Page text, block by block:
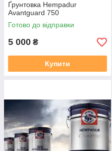
Ґрунтовка Hempadur
Avantguard 750
Готово до відправки
5 000 ₴
Купити